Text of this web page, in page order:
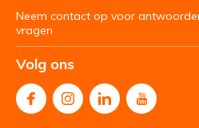
Neem contact op voor
vragen
Volg ons